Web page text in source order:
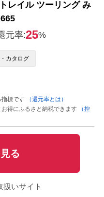
レイル ツーリング み
元率:25%
カタログ
標です
（還元率とは）
得にふるさと納税できます
（控
る
扱いサイト